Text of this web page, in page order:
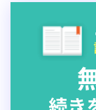
になりました
BALES I